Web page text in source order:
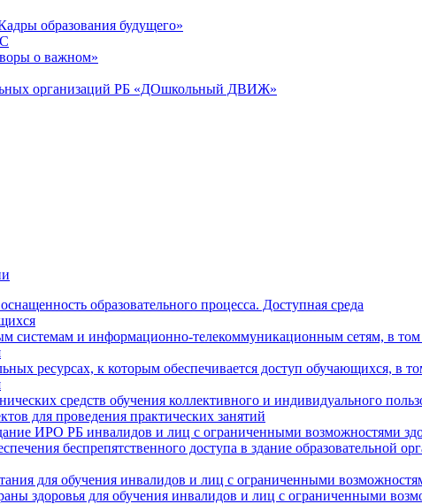
образования будущего»
о важном»
организаций РБ «ДОшкольный ДВИЖ»
образовательного процесса. Доступная среда
системам и информационно-телекоммуникационным сетям, в
ресурсах, к которым обеспечивается доступ обучающихся, в
средств обучения коллективного и индивидуального
для проведения практических занятий
ИРО РБ инвалидов и лиц с ограниченными возможностями
беспрепятственного доступа в здание образовательной
для обучения инвалидов и лиц с ограниченными
здоровья для обучения инвалидов и лиц с ограниченными